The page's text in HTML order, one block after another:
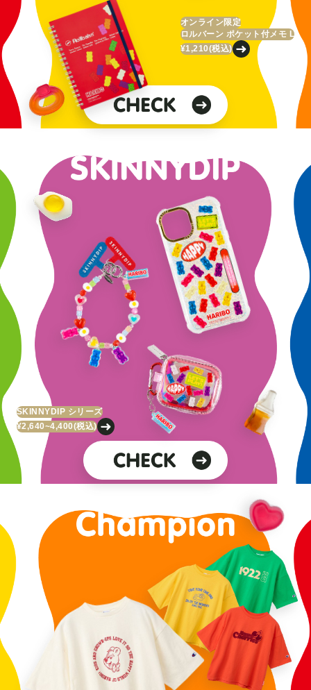
オンライン限定
ロルバーン ポケット付メモ L
¥1,210(税込)
SKINNYDIP シリーズ
¥2,640~4,400(税込)